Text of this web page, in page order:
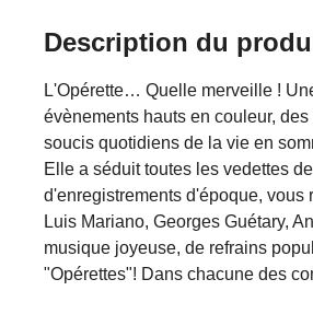
Description du
L'Opérette… Quelle merveille !
évènements hauts en couleur,
soucis quotidiens de la vie en
Elle a séduit toutes les vedettes
d'enregistrements d'époque,
Luis Mariano, Georges Guétary,
musique joyeuse, de refrains
"Opérettes"! Dans chacune des